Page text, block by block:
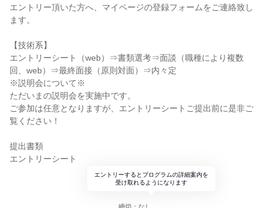
エントリー頂いた方へ、マイページの登録フォームをご連絡致し
ます。
【技術系】
エントリーシート（web）⇒書類選考⇒面談（職種により複数
回、web）⇒最終面接（原則対面）⇒内々定
※説明会について※
ただいまの説明会を実施中です。
ご参加は任意となりますが、エントリーシートご提出前に是非ご
覧ください！
提出書類
エントリーシート
エントリーするとプログラムの詳細案内を
受け取れるようになります